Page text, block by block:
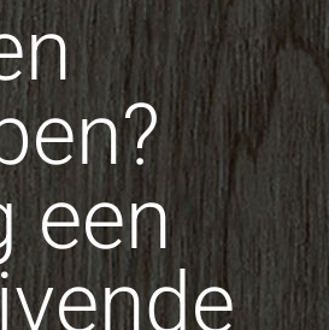
een